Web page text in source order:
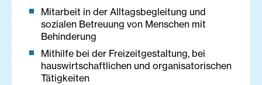
Mitarbeit in der Alltagsbegleitung und
sozialen Betreuung von Menschen mit
Behinderung
Mithilfe bei der Freizeitgestaltung, bei
hauswirtschaftlichen und organisatorischen
Tätigkeiten